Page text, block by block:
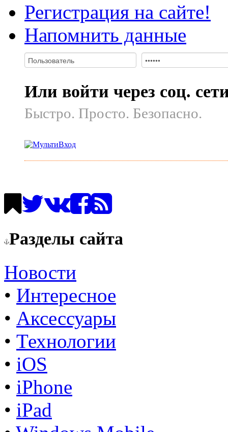
Регистрация на сайте!
Напомнить данные
Или войти через соц.
Быстро. Просто. Безопасно.
Разделы сайта
Новости
• Интересное
• Аксессуары
• Технологии
• iOS
• iPhone
• iPad